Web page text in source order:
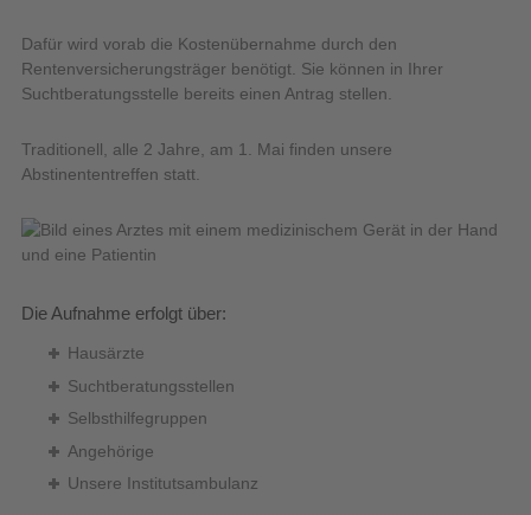
Dafür wird vorab die Kostenübernahme durch den
Rentenversicherungsträger benötigt. Sie können in Ihrer
Suchtberatungsstelle bereits einen Antrag stellen.
Traditionell, alle 2 Jahre, am 1. Mai finden unsere
Abstinententreffen statt.
Die Aufnahme erfolgt über:
Hausärzte
Suchtberatungsstellen
Selbsthilfegruppen
Angehörige
Unsere Institutsambulanz